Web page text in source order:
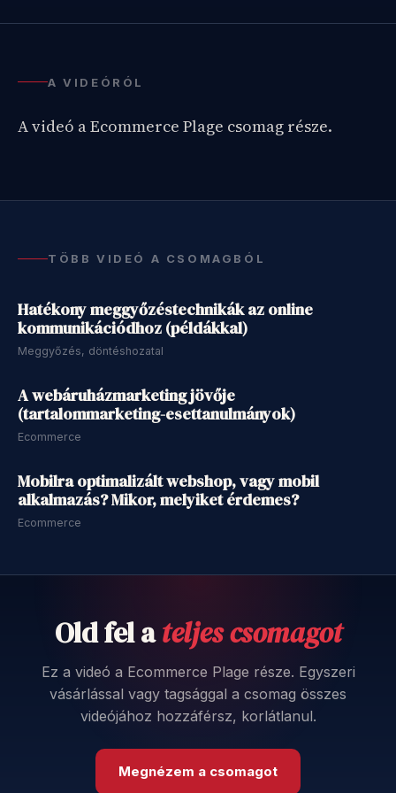
Már tag vagy?
A VIDEÓRÓL
A videó a Ecommerce Plage csomag része.
TÖBB VIDEÓ A CSOMAGBÓL
Hatékony meggyőzéstechnikák az online
kommunikációdhoz (példákkal)
Meggyőzés, döntéshozatal
A webáruházmarketing jövője
(tartalommarketing-esettanulmányok)
Ecommerce
Mobilra optimalizált webshop, vagy mobil
alkalmazás? Mikor, melyiket érdemes?
Ecommerce
Old fel ateljes csomagot
Ez a videó a Ecommerce Plage része. Egyszeri
vásárlással vagy tagsággal a csomag összes
videójához hozzáférsz, korlátlanul.
Megnézem a csomagot